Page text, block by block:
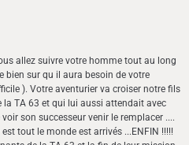
allez suivre votre homme tout au long
bien sur qu il aura besoin de votre
). Votre aventurier va croiser notre fils
TA 63 et qui lui aussi attendait avec
son successeur venir le remplacer ....
tout le monde est arrivés ...ENFIN !!!!!